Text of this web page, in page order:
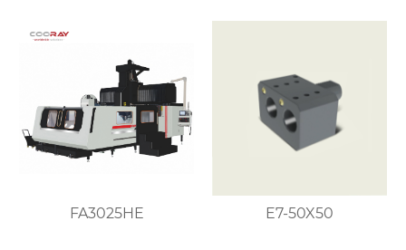
FA3025HE E7-50X50